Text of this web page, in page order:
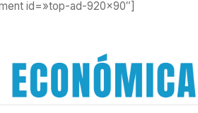
id=»top-ad-920×90″]